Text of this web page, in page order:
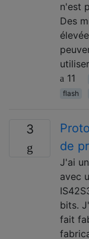
n'est
Des
11
flash
3
de
J'ai
avec
bits.
fait